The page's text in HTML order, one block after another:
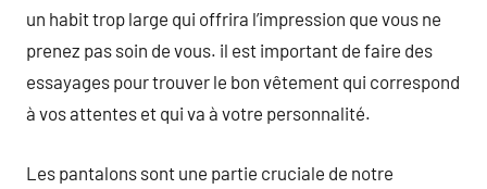
un habit trop large qui offrira l’impression que vous ne
prenez pas soin de vous. il est important de faire des
essayages pour trouver le bon vêtement qui correspond
à vos attentes et qui va à votre personnalité.
Les pantalons sont une partie cruciale de notre